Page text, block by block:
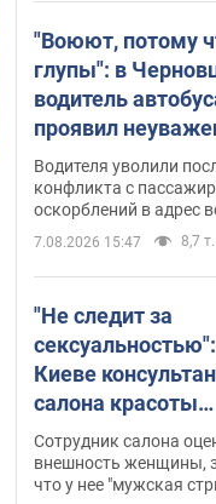
"Воюют, потому
глупы": в
водитель
проявил
украинским
поплатился за
Видео
Водителя уволили
конфликта с
оскорблений в адрес
7.08.2026 15:47 8,7 т.
"Не следит за
Киеве
салона красоты
оскорбил
после
разгорелся
Сотрудник салона
внешность женщины,
что у нее "мужская